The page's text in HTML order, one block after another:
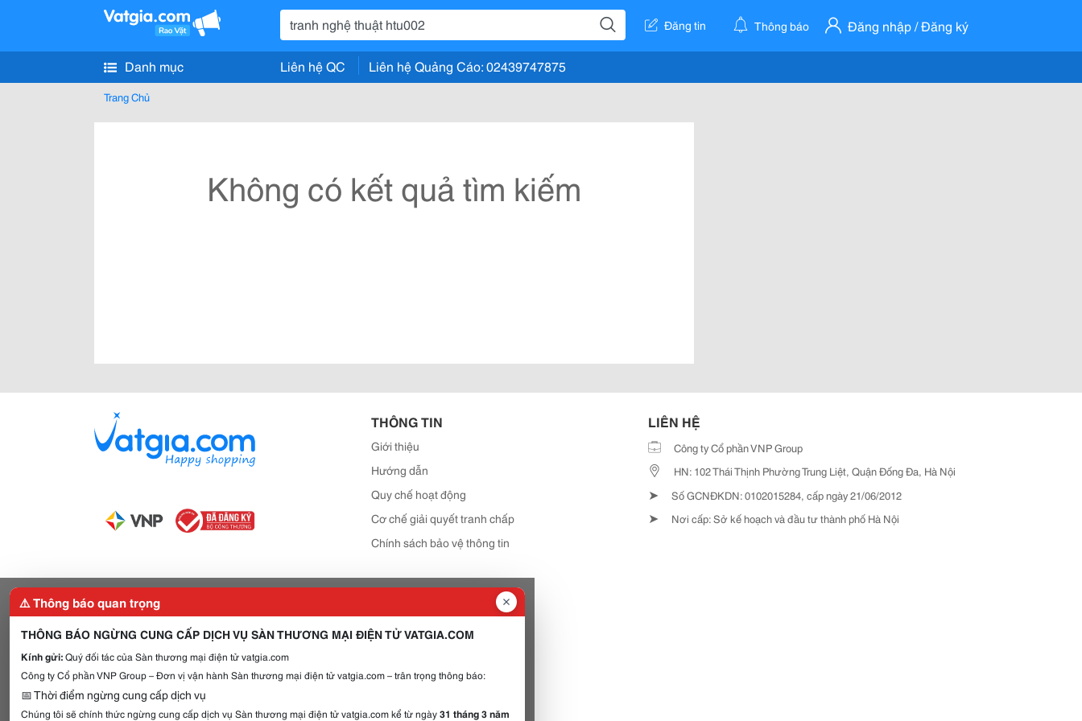
Đăng tin Thông báo Đăng nhập / Đăng ký
Danh mục Liên hệ QC Liên hệ Quảng Cáo: 02439747875
Trang Chủ
Không có kết quả tìm kiếm
THÔNG TIN
Giới thiệu
Hướng dẫn
Quy chế hoạt động
Cơ chế giải quyết tranh chấp
Chính sách bảo vệ thông tin
LIÊN HỆ
Công ty Cổ phần VNP Group
HN: 102 Thái Thịnh Phường Trung Liệt, Quận Đống Đa, Hà Nội
➤ Số GCNĐKDN: 0102015284, cấp ngày 21/06/2012
➤ Nơi cấp: Sở kế hoạch và đầu tư thành phố Hà Nội
⚠️ Thông báo quan trọng
THÔNG BÁO NGỪNG CUNG CẤP DỊCH VỤ SÀN THƯƠNG MẠI ĐIỆN TỬ VATGIA.COM
Kính gửi:Quý đối tác của Sàn thương mại điện tử vatgia.com
Công ty Cổ phần VNP Group – Đơn vị vận hành Sàn thương mại điện tử vatgia.com – trân trọng thông báo:
📅 Thời điểm ngừng cung cấp dịch vụ
Chúng tôi sẽ chính thức ngừng cung cấp dịch vụ Sàn thương mại điện tử vatgia.com kể từ ngày31 tháng 3 năm